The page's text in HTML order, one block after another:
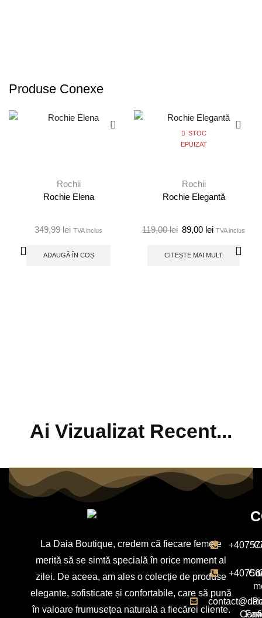
Produse Conexe
Rochii
Rochie Elena
349,99 lei TVA inclus
ADAUGĂ ÎN COȘ
STOC
EPUIZAT
Rochii
Rochie Elegantă
119,00lei 89,00 lei TVA inclus
CITEȘTE MAI MULT
Ai Vizualizat Recent...
La Daia Boutique, credem că fiecare femeie
merită să se simtă specială în orice moment al
zilei. De aceea, am ales o colecție de produse
elegante, sofisticate și confortabile, care să pună
în valoare frumusețea naturală a fiecărei cliente.